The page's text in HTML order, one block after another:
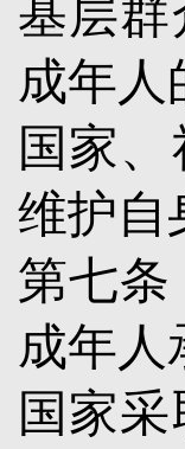
基层
成年人
国家
维护自
第七条
成年人
国家